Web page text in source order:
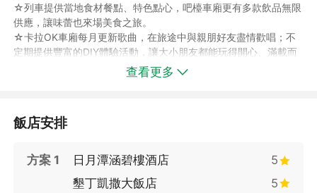
☆列車提供當地食材餐點、特色點心，吧檯車廂更有多款飲品無限
供應，讓味蕾也來場美食之旅。
☆卡拉OK車廂每月更新歌曲，在旅途中與親朋好友盡情歡唱；不
定期提供豐富的DIY體驗活動，讓大小朋友都能玩得開心、滿載而
◆【重要公告】非環島之星運行期間，東部及南迴將更改為台鐵騰
品)。
騰雲座艙限定台鐵便當車次供應區間表及供餐站別、時間
查看更多
飯店安排
方案 1 日月潭涵碧樓酒店
5
墾丁凱撒大飯店
5